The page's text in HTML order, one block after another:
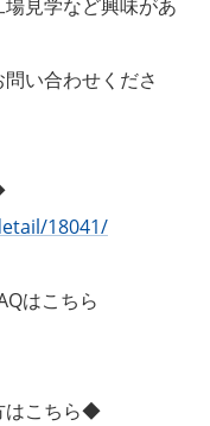
見学など興味があ
い合わせくださ
18041/
はこちら
はこちら◆